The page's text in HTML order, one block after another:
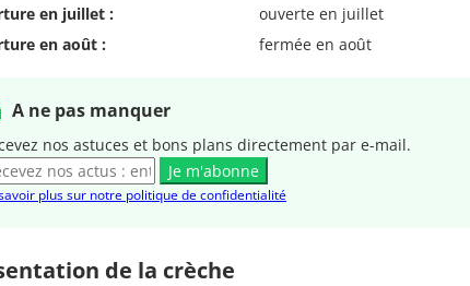
en juillet :
ouverte en juillet
en août :
fermée en août
A ne pas manquer
nos astuces et bons plans directement par e-mail.
Je m'abonne
plus sur notre politique de confidentialité
de la crèche